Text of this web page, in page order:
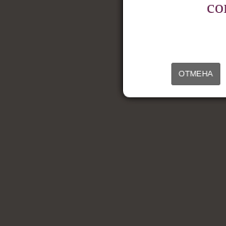
ОТМЕНА